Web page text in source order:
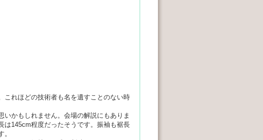
これほどの技術者も名を遺すことのない時
いかもしれません。会場の解説にもありま
は145cm程度だったそうです。振袖も裾長